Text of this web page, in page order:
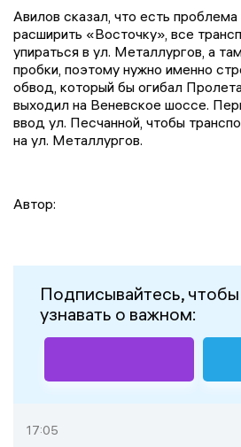
Авилов сказал, что есть
расширить «Восточку», все
упираться в ул. Металлургов, а
пробки, поэтому нужно именно
обвод, который бы огибал
выходил на Веневское шоссе.
ввод ул. Песчанной, чтобы
на ул. Металлургов.
Автор:
Подписывайтесь,
узнавать о важном:
17:05